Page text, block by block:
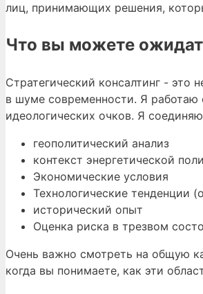
лиц, принимающих решения,
Что вы можете
Стратегический консалтинг - это
в шуме современности. Я
идеологических очков. Я
геополитический анализ
контекст энергетической
Экономические условия
Технологические тенденции
исторический опыт
Оценка риска в трезвом
Очень важно смотреть на общую
когда вы понимаете, как эти